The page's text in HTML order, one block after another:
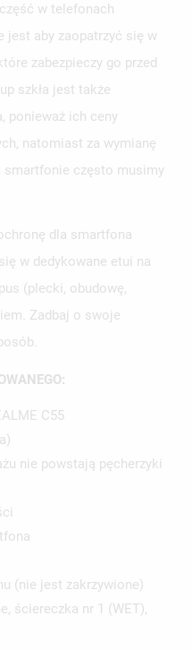
w telefonach
jest aby zaopatrzyć się w
zabezpieczy go przed
szkła jest także
ponieważ ich ceny
natomiast za wymianę
często musimy
dla smartfona
w dedykowane etui na
(plecki, obudowę,
Zadbaj o swoje
C55
nie powstają pęcherzyki
(nie jest zakrzywione)
ściereczka nr 1 (WET),
add_circle_outline
UTWÓRZ LISTĘ ŻYCZEŃ
ZALOGUJ SIĘ